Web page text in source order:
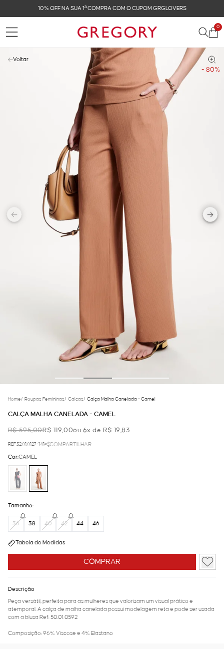
O CUPOM GRGLOVERS FRETE GRÁTIS NAS
0
- 80%
Voltar
Home/ Roupas Femininas/ Calcas/ Calça Malha Canelada - Camel
CALÇA MALHA CANELADA - CAMEL
R$ 595,00R$ 119,00ou 6x de R$ 19,83
REF.52.01.0127-141 COMPARTILHAR
COMPRAR
Cor:CAMEL
Tamanho:
36 38 40 42 44 46
Tabela de Medidas
Descrição
Peça versátil, perfeita para as mulheres que valorizam um visual prático e
atemporal. A calça de malha canelada possui modelagem reta e pode ser usada
com a blusa Ref: 50.01.0592
Composição: 96% Viscose e 4% Elastano